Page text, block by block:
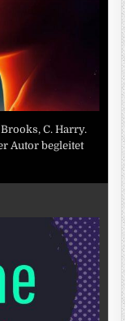
C. Harry.
Autor begleitet